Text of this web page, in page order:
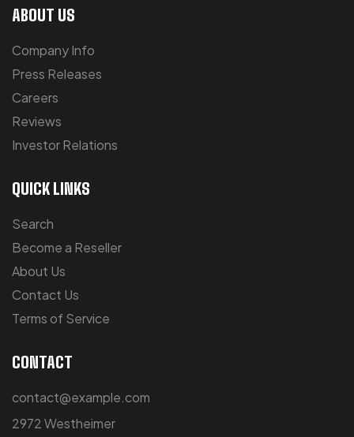
ABOUT US
Company Info
Press Releases
Careers
Reviews
Investor Relations
QUICK LINKS
Search
Become a Reseller
About Us
Contact Us
Terms of Service
CONTACT
contact@example.com
2972 Westheimer